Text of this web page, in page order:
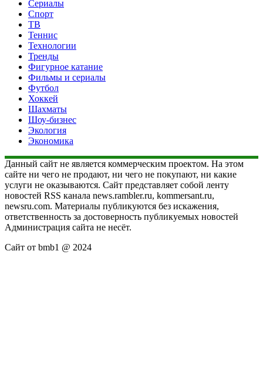
Сериалы
Спорт
ТВ
Теннис
Технологии
Тренды
Фигурное катание
Фильмы и сериалы
Футбол
Хоккей
Шахматы
Шоу-бизнес
Экология
Экономика
Данный сайт не является коммерческим проектом. На этом
сайте ни чего не продают, ни чего не покупают, ни какие
услуги не оказываются. Сайт представляет собой ленту
новостей RSS канала news.rambler.ru, kommersant.ru,
newsru.com. Материалы публикуются без искажения,
ответственность за достоверность публикуемых новостей
Администрация сайта не несёт.
Сайт от bmb1 @ 2024